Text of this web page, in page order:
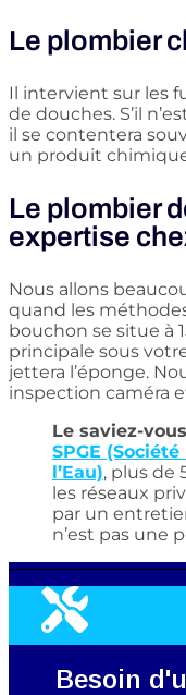
Le plombier
Il intervient sur les
de douches. S’il
il se contentera
un produit
Le plombier
expertise
Nous allons
quand les
bouchon se situe à
principale sous
jettera l’éponge.
inspection caméra
Le saviez-
SPGE
l’Eau), plus de
les réseaux
par un
n’est pas une
Besoin